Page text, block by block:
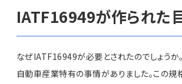
IATF16949が作られた
なぜIATF16949が必要とされたのでしょうか
自動車産業特有の事情がありました。この規